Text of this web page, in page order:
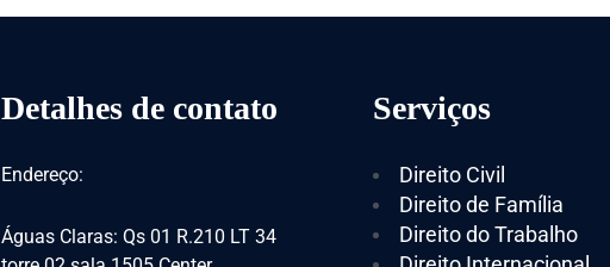
Detalhes de contato
Endereço:
Águas Claras: Qs 01 R.210 LT 34
Serviços
Direito Civil
Direito de Família
Direito do Trabalho